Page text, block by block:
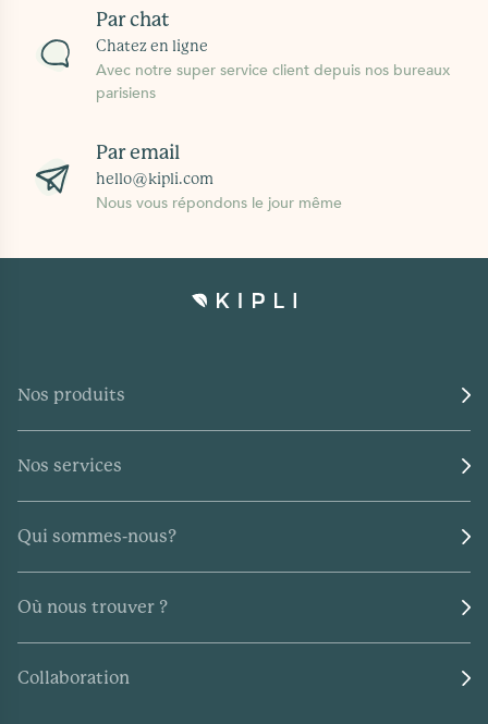
Par chat
Chatez en ligne
Avec notre super service client depuis nos bureaux
parisiens
Par email
hello@kipli.com
Nous vous répondons le jour même
Nos produits
Nos services
Qui sommes-nous?
Où nous trouver ?
Collaboration